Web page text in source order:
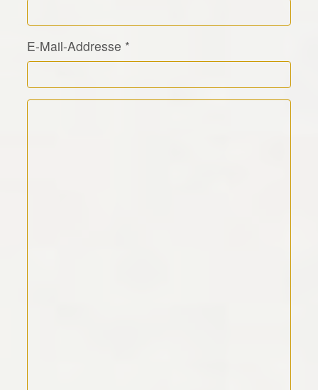
E-Mail-Addresse *
Kommentar Text